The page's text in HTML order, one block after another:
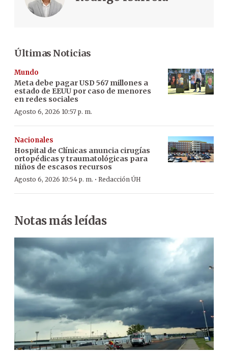
Últimas Noticias
Mundo
Meta debe pagar USD 567 millones a
estado de EEUU por caso de menores
en redes sociales
Agosto 6, 2026 10:57 p. m.
Nacionales
Hospital de Clínicas anuncia cirugías
ortopédicas y traumatológicas para
niños de escasos recursos
Agosto 6, 2026 10:54 p. m. · Redacción ÚH
Notas más leídas